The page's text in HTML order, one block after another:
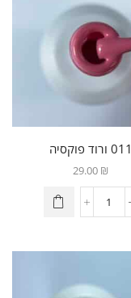
011 ורוד פוקסיה
29.00 ₪